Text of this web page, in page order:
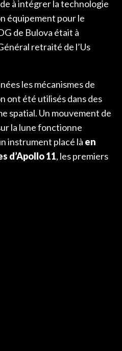
à intégrer la technologie
équipement pour le
de Bulova était à
retraité de l’Us
les mécanismes de
ont été utilisés dans des
spatial. Un mouvement de
la lune fonctionne
instrument placé là en
d’Apollo 11, les premiers